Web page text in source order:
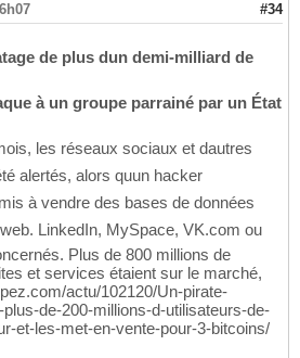
#34
de plus dun demi-milliard de
à un groupe parrainé par un État
les réseaux sociaux et dautres
alertés, alors quun hacker
à vendre des bases de données
LinkedIn, MySpace, VK.com ou
Plus de 800 millions de
et services étaient sur le marché,
actu/102120/Un-pirate-
de-200-millions-d-utilisateurs-de-
et-les-met-en-vente-pour-3-bitcoins/